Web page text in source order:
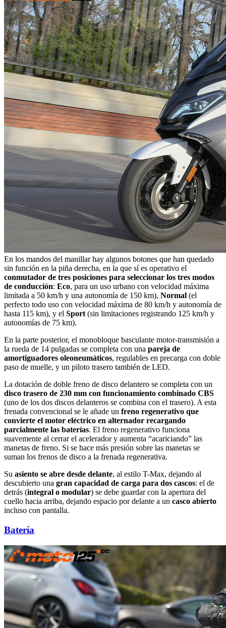
En los mandos del manillar hay algunos botones que han quedado
sin función en la piña derecha, en la que sí es operativo el
conmutador de tres posiciones para seleccionar los tres modos
de conducción: Eco, para un uso urbano con velocidad máxima
limitada a 50 km/h y una autonomía de 150 km), Normal (el
perfecto todo uso con velocidad máxima de 80 km/h y autonomía de
hasta 115 km), y el Sport(sin limitaciones registrando 125 km/h y
autonomías de 75 km).
En la parte posterior, el monobloque basculante motor-transmisión a
la rueda de 14 pulgadas se completa con una pareja de
amortiguadores oleoneumáticos, regulables en precarga con doble
paso de muelle, y un piloto trasero también de LED.
La dotación de doble freno de disco delantero se completa con un
disco trasero de 230 mm con funcionamiento combinado CBS
(uno de los dos discos delanteros se combina con el trasero). A esta
frenada convencional se le añade un freno regenerativo que
convierte el motor eléctrico en alternador recargando
parcialmente las baterías. El freno regenerativo funciona
suavemente al cerrar el acelerador y aumenta “acariciando” las
manetas de freno. Si se hace más presión sobre las manetas se
suman los frenos de disco a la frenada regenerativa.
Su asiento se abre desde delante, al estilo T-Max, dejando al
descubierto una gran capacidad de carga para dos cascos: el de
detrás (integral o modular) se debe guardar con la apertura del
cuello hacia arriba, dejando espacio por delante a un casco abierto
incluso con pantalla.
Batería